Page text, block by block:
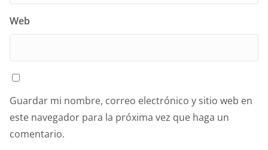
Web
Guardar mi nombre, correo electrónico y sitio web en
este navegador para la próxima vez que haga un
comentario.